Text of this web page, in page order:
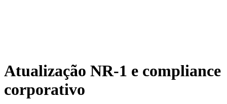
Atualização NR-1 e compliance
corporativo